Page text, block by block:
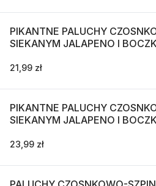
PIKANTNE PALUCHY
SIEKANYM JALAPENO I
21,99 zł
PIKANTNE PALUCHY
SIEKANYM JALAPENO I
23,99 zł